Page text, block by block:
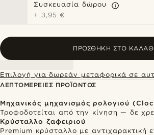
Συσκευασία δώρου
+ 3,95 €
ΠΡΟΣΘΉΚΗ ΣΤΟ
Επιλογή για δωρεάν μεταφορικά σε
ΛΕΠΤΟΜΈΡΕΙΕΣ ΠΡΟΪΌΝΤΟΣ
Μηχανικός μηχανισμός ρολογιού
Τροφοδοτείται από την κίνηση — δε
Κρύσταλλο ζαφειριού
Premium κρύσταλλο με αντιχαρακτική